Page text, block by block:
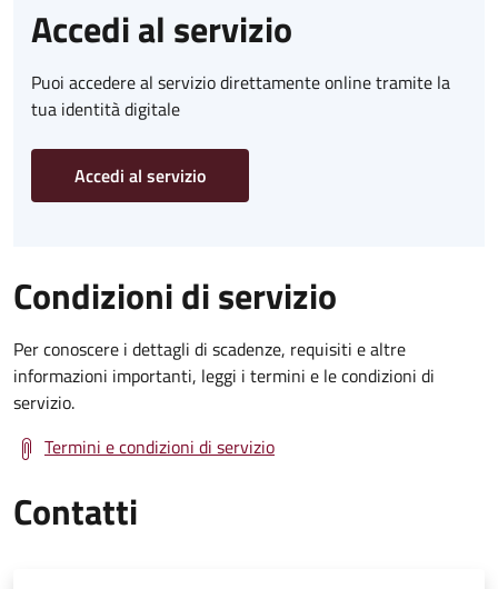
Accedi al servizio
Puoi accedere al servizio direttamente online tramite la
tua identità digitale
Accedi al servizio
Condizioni di servizio
Per conoscere i dettagli di scadenze, requisiti e altre
informazioni importanti, leggi i termini e le condizioni di
servizio.
Termini e condizioni di servizio
Contatti